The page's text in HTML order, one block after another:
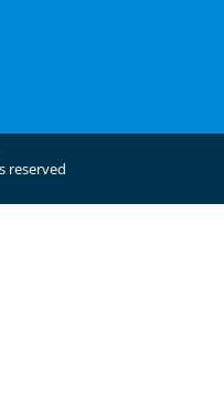
reserved